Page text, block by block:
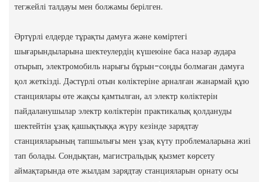
тегжейлі талдауы мен болжамы берілген.
Әртүрлі елдерде тұрақты дамуға және көміртегі
шығарындыларына шектеулердің күшеюіне баса назар аудара
отырып, электромобиль нарығы бұрын-соңды болмаған дамуға
қол жеткізді. Дәстүрлі отын көліктеріне арналған жанармай құю
станциялары өте жақсы қамтылған, ал электр көліктерін
пайдаланушылар электр көліктерін практикалық қолдануды
шектейтін ұзақ қашықтыққа жүру кезінде зарядтау
станцияларының тапшылығы мен ұзақ күту проблемаларына жиі
тап болады. Сондықтан, магистральдық қызмет көрсету
аймақтарында өте жылдам зарядтау станцияларын орнату осы